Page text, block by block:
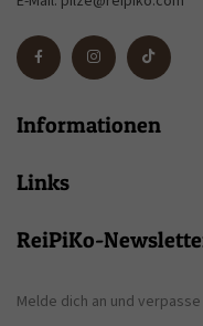
Informationen
Links
ReiPiKo-
Melde dich an und